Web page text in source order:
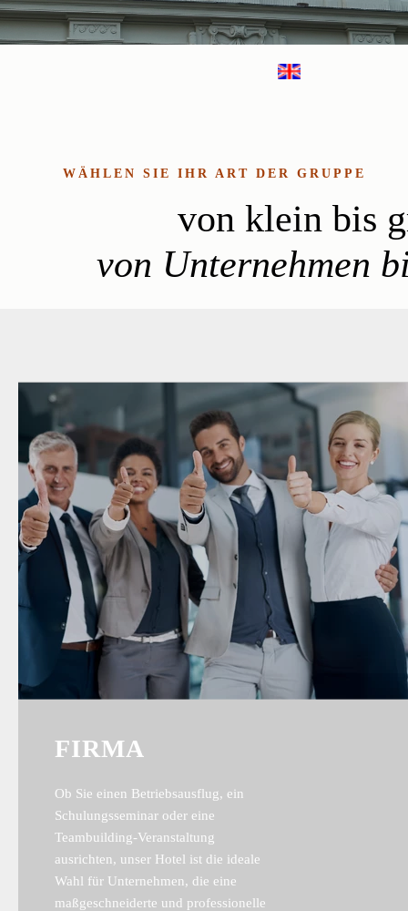
WÄHLEN SIE IHR ART DER GRUPPE
von klein bis
von Unternehmen
FIRMA
Ob Sie einen Betriebsausflug, ein
Schulungsseminar oder eine
Teambuilding-Veranstaltung
ausrichten, unser Hotel ist die ideale
Wahl für Unternehmen, die eine
maßgeschneiderte und professionelle